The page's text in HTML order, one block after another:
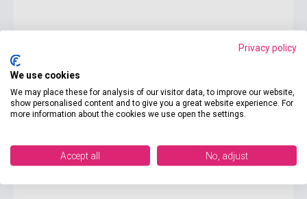
Privacy policy
We use cookies
We may place these for analysis of our visitor data, to improve our website,
show personalised content and to give you a great website experience. For
more information about the cookies we use open the settings.
Accept all No, adjust